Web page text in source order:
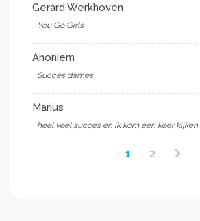
Gerard Werkhoven
You Go Girls
Anoniem
Succes dames
Marius
heel veel succes en ik kom een keer
1 2